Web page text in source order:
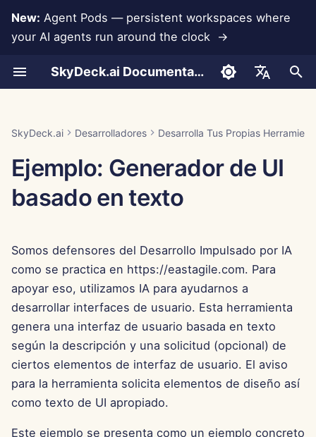
New: Agent Pods — persistent workspaces where
your AI agents run around the clock →
SkyDeck.ai Documentation
العربية
Dansk
Italiano
日本語
한국어
Português
Tiếng Việt
简体中文
I
n
a
z
a
d
o
ú
s
Carga de Documentos
Compartir y Colaborar
Sincronización con Slack
Navegación Web
Pods
Herramientas
Asistente SQL
Revisión de Acuerdos
Consultor Estratégico
Generador de Imágenes
Seguridad de Datos
Deploy Agents to Your
Whole Team
Propietarios
Guía de Configuración
Configurar Integraciones
Configurar Seguridad
Organizar Equipos
Gestionar Miembros
Facturación
Comprar Crédito
Planes y Mejoras
Precios de Uso del
Integración de Base de
Integración de
HuggingFace
Integración de Mistral
Integración de OpenAI
Integración de Perplexity
Integraciones de
MCP Servers
Política de Privacidad
Aviso de Cookies
Jan 23rd, 2026
Jan 16th, 2026
Jan 9th, 2026
Dec 26th, 2025
Dec 19th, 2025
Dec 12th, 2025
Dec 5th, 2025
Nov 28th, 2025
por Errores
LLM de SkyDeck.ai
SkyDeck.ai Desarrolladores Desarrolla Tus Propias
Ejemplo: Generador de UI
basado en texto
Somos defensores del Desarrollo Impulsado por IA
como se practica en https://eastagile.com. Para
apoyar eso, utilizamos IA para ayudarnos a
desarrollar interfaces de usuario. Esta herramienta
genera una interfaz de usuario basada en texto
según la descripción y una solicitud (opcional) de
ciertos elementos de interfaz de usuario. El aviso
para la herramienta solicita elementos de diseño así
como texto de UI apropiado.
Este ejemplo se presenta como un ejemplo concreto